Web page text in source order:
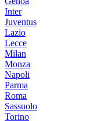
Inter
Juventus
Lazio
Lecce
Milan
Monza
Napoli
Parma
Roma
Sassuolo
Torino